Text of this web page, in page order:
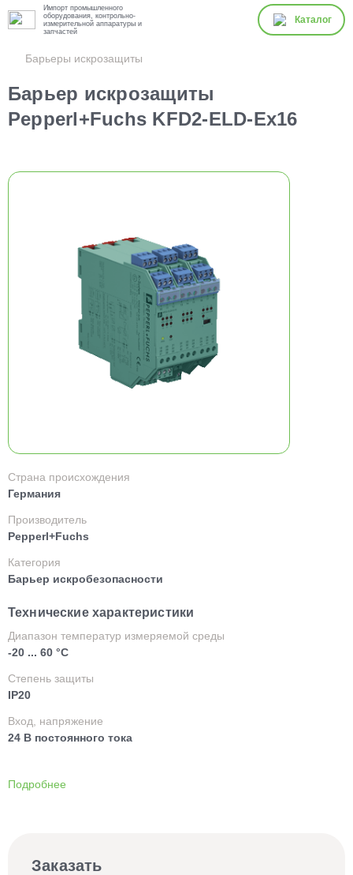
Импорт промышленного
оборудования, контрольно-
измерительной аппаратуры и
запчастей
Каталог
Барьеры искрозащиты
Барьер искрозащиты
Pepperl+Fuchs KFD2-ELD-Ex16
Страна происхождения
Германия
Производитель
Pepperl+Fuchs
Категория
Барьер искробезопасности
Технические характеристики
Диапазон температур измеряемой среды
-20 ... 60 °C
Степень защиты
IP20
Вход, напряжение
24 В постоянного тока
Подробнее
Заказать